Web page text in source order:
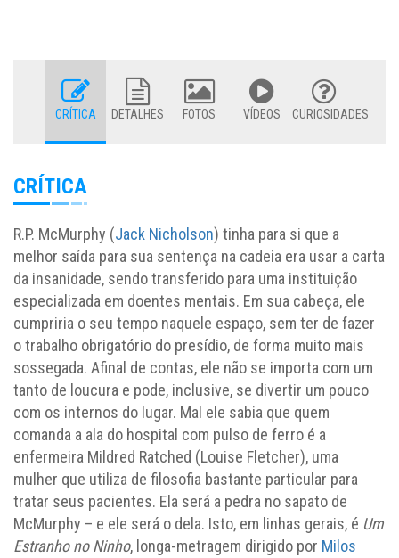
CRÍTICA DETALHES FOTOS VÍDEOS CURIOSIDADES
CRÍTICA
R.P. McMurphy (Jack Nicholson) tinha para si que a
melhor saída para sua sentença na cadeia era usar a carta
da insanidade, sendo transferido para uma instituição
especializada em doentes mentais. Em sua cabeça, ele
cumpriria o seu tempo naquele espaço, sem ter de fazer
o trabalho obrigatório do presídio, de forma muito mais
sossegada. Afinal de contas, ele não se importa com um
tanto de loucura e pode, inclusive, se divertir um pouco
com os internos do lugar. Mal ele sabia que quem
comanda a ala do hospital com pulso de ferro é a
enfermeira Mildred Ratched (Louise Fletcher), uma
mulher que utiliza de filosofia bastante particular para
tratar seus pacientes. Ela será a pedra no sapato de
McMurphy – e ele será o dela. Isto, em linhas gerais, é Um
Estranho no Ninho, longa-metragem dirigido por Milos